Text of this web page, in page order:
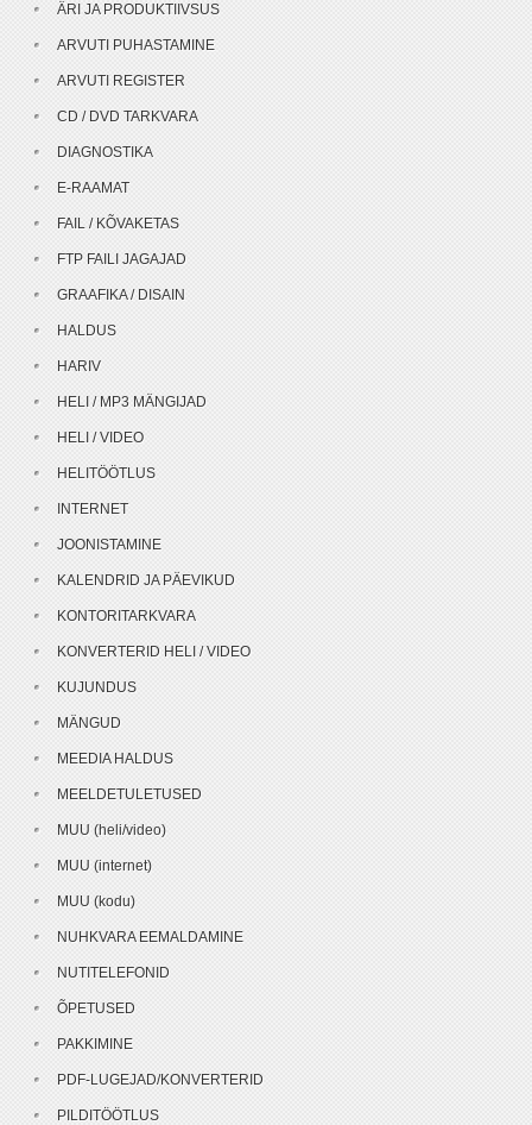
ÄRI JA PRODUKTIIVSUS
ARVUTI PUHASTAMINE
ARVUTI REGISTER
CD / DVD TARKVARA
DIAGNOSTIKA
E-RAAMAT
FAIL / KÕVAKETAS
FTP FAILI JAGAJAD
GRAAFIKA / DISAIN
HALDUS
HARIV
HELI / MP3 MÄNGIJAD
HELI / VIDEO
HELITÖÖTLUS
INTERNET
JOONISTAMINE
KALENDRID JA PÄEVIKUD
KONTORITARKVARA
KONVERTERID HELI / VIDEO
KUJUNDUS
MÄNGUD
MEEDIA HALDUS
MEELDETULETUSED
MUU (heli/video)
MUU (internet)
MUU (kodu)
NUHKVARA EEMALDAMINE
NUTITELEFONID
ÕPETUSED
PAKKIMINE
PDF-LUGEJAD/KONVERTERID
PILDITÖÖTLUS